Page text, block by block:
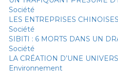
Société
LES ENTREPRISES
Société
SIBITI : 6 MORTS DANS UN
Société
LA CRÉATION D’UNE
Environnement